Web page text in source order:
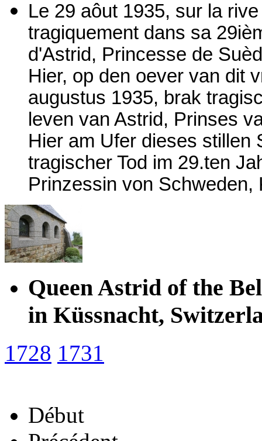
Le 29 aôut 1935, sur la
tragiquement dans sa
d'Astrid, Princesse de
Hier, op den oever van dit
augustus 1935, brak
leven van Astrid, Prinses
Hier am Ufer dieses stillen
tragischer Tod im 29.ten
Prinzessin von Schweden,
Queen Astrid of the
in Küssnacht,
1728 1731
Début